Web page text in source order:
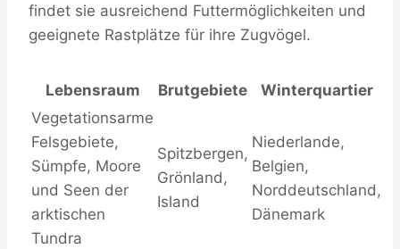
findet sie ausreichend Futtermöglichkeiten und
geeignete Rastplätze für ihre Zugvögel.
Lebensraum Brutgebiete
Winterquartier
Vegetationsarme
Felsgebiete,
Sümpfe, Moore
und Seen der
arktischen
Tundra
Spitzbergen,
Grönland,
Island
Niederlande,
Belgien,
Norddeutschland,
Dänemark